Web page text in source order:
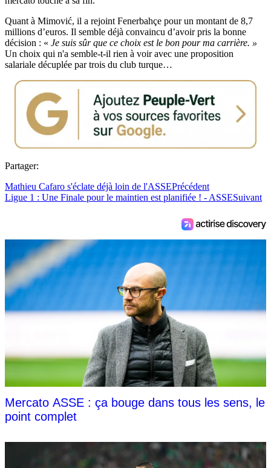
Quant à Mimović, il a rejoint Fenerbahçe pour un montant de 8,7
millions d’euros. Il semble déjà convaincu d’avoir pris la bonne
décision : « Je suis sûr que ce choix est le bon pour ma carrière. »
Un choix qui n'a semble-t-il rien à voir avec une proposition
salariale décuplée par trois du club turque…
Partager:
Mathieu Cafaro s'éclate déjà loin de l'ASSEPrécédent
Ligue 1 : Une Finale pour le maintien est planifiée ! - ASSESuivant
Mercato ASSE : ça bouge dans tous les sens, le
point complet